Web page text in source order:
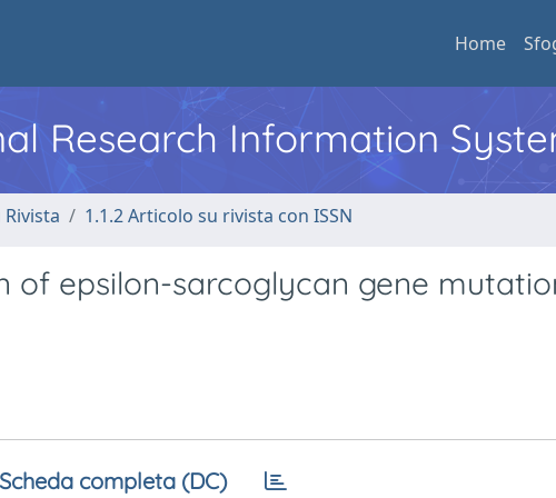
Home
Research Information
1.1.2 Articolo su rivista con ISSN
of epsilon-sarcoglycan gene
Scheda completa (DC)